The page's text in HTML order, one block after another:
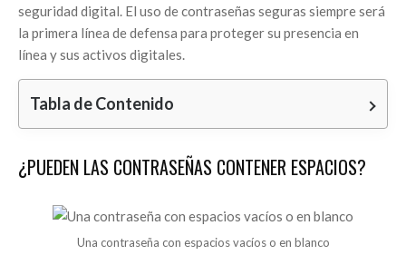
seguridad digital. El uso de contraseñas seguras siempre será
la primera línea de defensa para proteger su presencia en
línea y sus activos digitales.
Tabla de Contenido
¿PUEDEN LAS CONTRASEÑAS CONTENER ESPACIOS?
Una contraseña con espacios vacíos o en blanco